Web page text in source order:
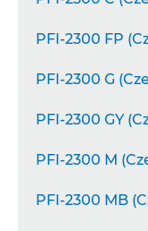
PFI-2300 FP
PFI-2300 G
PFI-2300 GY
PFI-2300 M
PFI-2300 MB